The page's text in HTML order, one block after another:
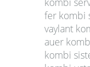
fer kombi
vaylant
auer
kombi